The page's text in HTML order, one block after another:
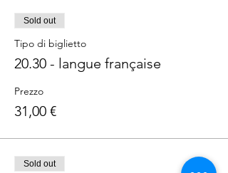
Sold out
Tipo di biglietto
20.30 - langue française
Prezzo
31,00 €
Sold out